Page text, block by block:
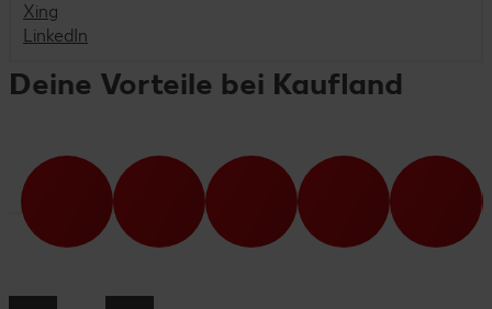
Xing
LinkedIn
Deine Vorteile bei Kaufland